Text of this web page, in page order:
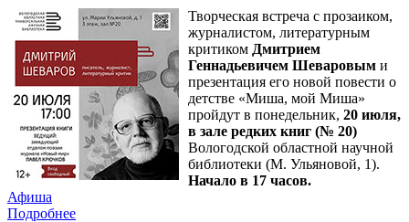
Творческая встреча с прозаиком,
журналистом, литературным
критиком Дмитрием
Геннадьевичем Шеваровым и
презентация его новой повести о
детстве «Миша, мой Миша»
пройдут в понедельник, 20 июля,
в зале редких книг (№ 20)
Вологодской областной научной
библиотеки (М. Ульяновой, 1).
Начало в 17 часов.
Афиша
Подробнее